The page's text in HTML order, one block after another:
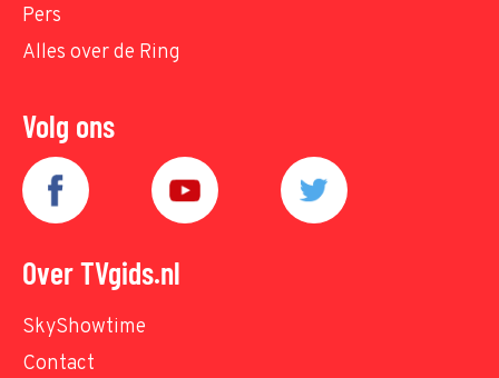
Pers
Alles over de Ring
Volg ons
Over TVgids.nl
SkyShowtime
Contact